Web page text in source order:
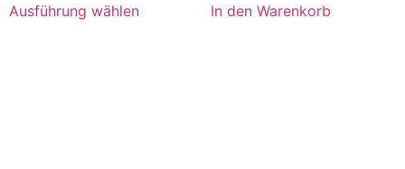
Ausführung wählen In den Warenkorb